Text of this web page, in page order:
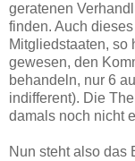
geratenen
finden. Auch
Mitgliedstaaten, so
gewesen, den
behandeln, nur 6
indifferent). Die
damals noch nicht
Nun steht also das